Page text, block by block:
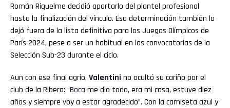
Román Riquelme decidió apartarlo del plantel profesional
hasta la finalización del vínculo. Esa determinación también lo
dejó fuera de la lista definitiva para los Juegos Olímpicos de
París 2024, pese a ser un habitual en las convocatorias de la
Selección Sub-23 durante el ciclo.
Aun con ese final agrio, Valentini no ocultó su cariño por el
club de la Ribera: “Boca me dio todo, era mi casa, estuve diez
años y siempre voy a estar agradecido”. Con la camiseta azul y